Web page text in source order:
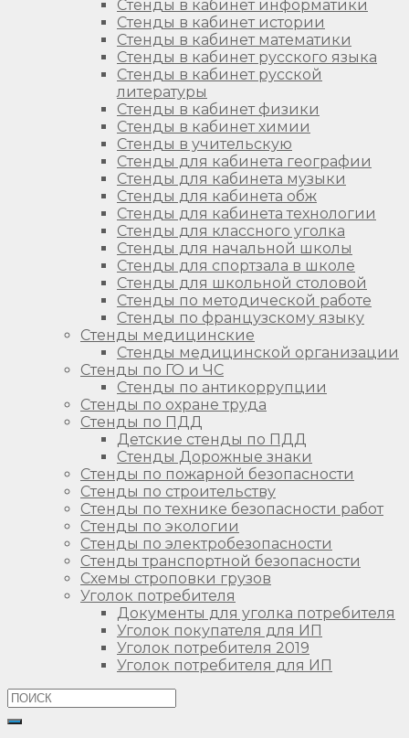
Стенды в кабинет информатики
Стенды в кабинет истории
Стенды в кабинет математики
Стенды в кабинет русского языка
Стенды в кабинет русской
литературы
Стенды в кабинет физики
Стенды в кабинет химии
Стенды в учительскую
Стенды для кабинета географии
Стенды для кабинета музыки
Стенды для кабинета обж
Стенды для кабинета технологии
Стенды для классного уголка
Стенды для начальной школы
Стенды для спортзала в школе
Стенды для школьной столовой
Стенды по методической работе
Стенды по французскому языку
Стенды медицинские
Стенды медицинской организации
Стенды по ГО и ЧС
Стенды по антикоррупции
Стенды по охране труда
Стенды по ПДД
Детские стенды по ПДД
Стенды Дорожные знаки
Стенды по пожарной безопасности
Стенды по строительству
Стенды по технике безопасности работ
Стенды по экологии
Стенды по электробезопасности
Стенды транспортной безопасности
Схемы строповки грузов
Уголок потребителя
Документы для уголка потребителя
Уголок покупателя для ИП
Уголок потребителя 2019
Уголок потребителя для ИП